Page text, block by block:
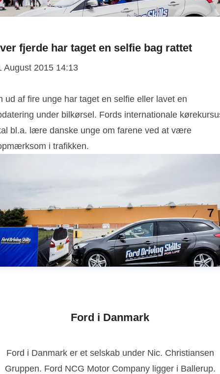
fjerde har taget en selfie bag rattet
August 2015 14:13
ud af fire unge har taget en selfie eller lavet en
under bilkørsel. Fords internationale
bl.a. lære danske unge om farene ved at være
i trafikken.
Ford i Danmark
Ford i Danmark er et selskab under Nic. Christiansen
Gruppen. Ford NCG Motor Company ligger i Ballerup.